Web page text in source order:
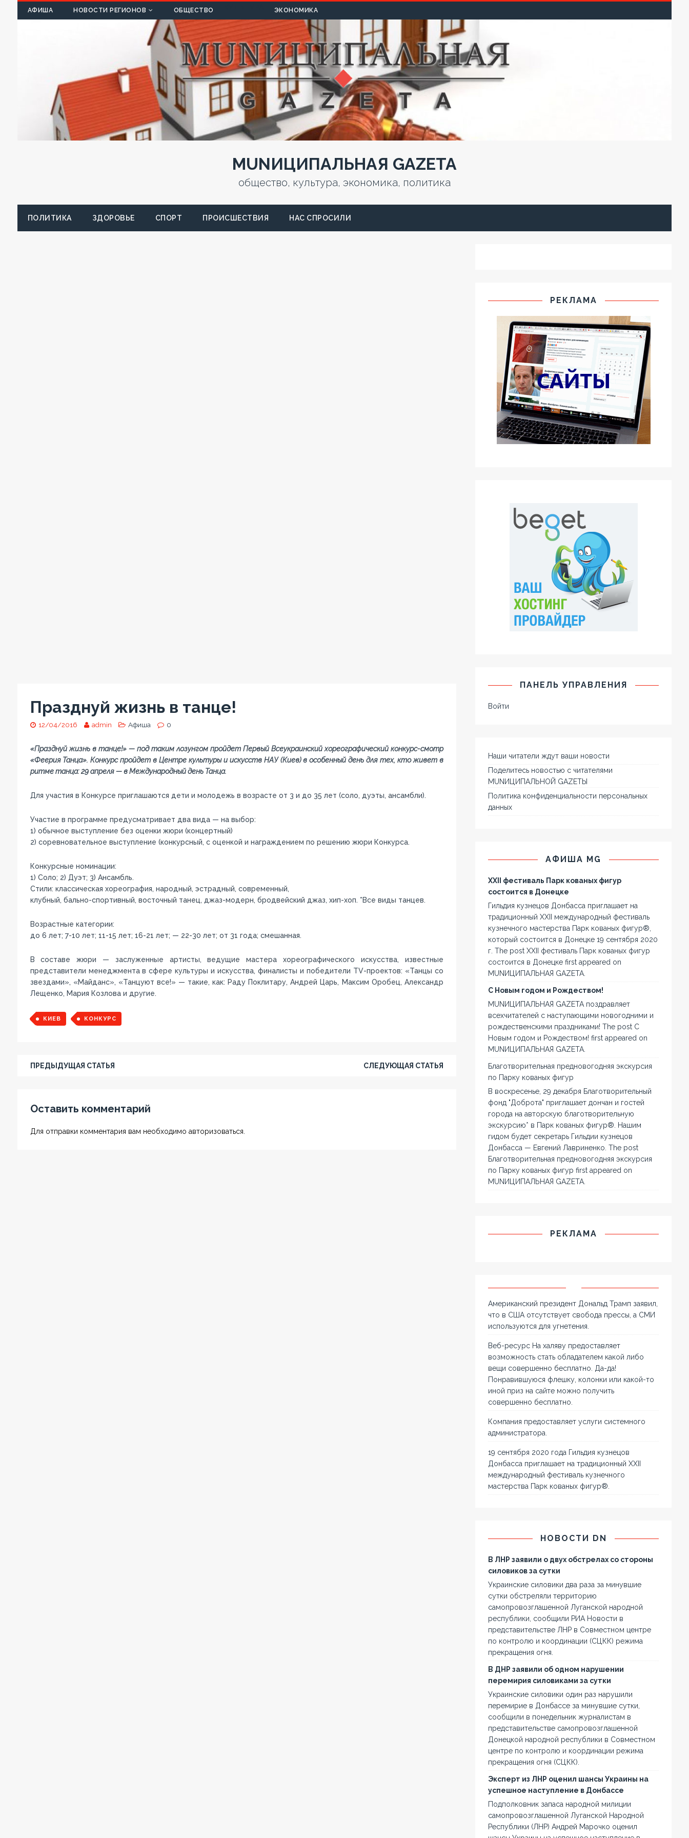
АФИША НОВОСТИ РЕГИОНОВ ОБЩЕСТВО ЭКОНОМИКА
MUNИЦИПАЛЬНАЯ GAZЕТА
общество, культура, экономика, политика
ПОЛИТИКА ЗДОРОВЬЕ СПОРТ ПРОИСШЕСТВИЯ НАС СПРОСИЛИ
Празднуй жизнь в танце!
12/04/2016 admin Афиша 0
«Празднуй жизнь в танце!» — под таким лозунгом пройдет Первый Всеукраинский хореографический конкурс-смотр
«Феерия Танца». Конкурс пройдет в Центре культуры и искусств НАУ (Киев) в особенный день для тех, кто живет в
ритме танца: 29 апреля — в Международный день Танца.
Для участия в Конкурсе приглашаются дети и молодежь в возрасте от 3 и до 35 лет (соло, дуэты, ансамбли).
Участие в программе предусматривает два вида — на выбор:
1) обычное выступление без оценки жюри (концертный)
2) соревновательное выступление (конкурсный, с оценкой и награждением по решению жюри Конкурса.
Конкурсные номинации:
1) Соло; 2) Дуэт; 3) Ансамбль.
Стили: классическая хореография, народный, эстрадный, современный,
клубный, бально-спортивный, восточный танец, джаз-модерн, бродвейский джаз, хип-хоп. *Все виды танцев.
Возрастные категории:
до 6 лет; 7-10 лет; 11-15 лет; 16-21 лет; — 22-30 лет; от 31 года; смешанная.
В составе жюри — заслуженные артисты, ведущие мастера хореографического искусства, известные
представители менеджмента в сфере культуры и искусства, финалисты и победители TV-проектов: «Танцы со
звездами», «Майданс», «Танцуют все!» — такие, как: Раду Поклитару, Андрей Царь, Максим Оробец, Александр
Лещенко, Мария Козлова и другие.
КИЕВ КОНКУРС
ПРЕДЫДУЩАЯ СТАТЬЯ СЛЕДУЮЩАЯ СТАТЬЯ
Оставить комментарий
Для отправки комментария вам необходимо авторизоваться.
РЕКЛАМА
ПАНЕЛЬ УПРАВЛЕНИЯ
Войти
Наши читатели ждут ваши новости
Поделитесь новостью с читателями
MUNИЦИПАЛЬНОЙ GAZЕТЫ
Политика конфиденциальности персональных
данных
АФИША MG
XXII фестиваль Парк кованых фигур
состоится в Донецке
Гильдия кузнецов Донбасса приглашает на
традиционный XXII международный фестиваль
кузнечного мастерства Парк кованых фигур®,
который состоится в Донецке 19 сентября 2020
г. The post XXII фестиваль Парк кованых фигур
состоится в Донецке first appeared on
MUNИЦИПАЛЬНАЯ GAZЕТА.
С Новым годом и Рождеством!
MUNИЦИПАЛЬНАЯ GAZЕТА поздравляет
всехчитателей с наступающими новогодними и
рождественскими праздниками! The post С
Новым годом и Рождеством! first appeared on
MUNИЦИПАЛЬНАЯ GAZЕТА.
Благотворительная предновогодняя экскурсия
по Парку кованых фигур
В воскресенье, 29 декабря Благотворительный
фонд "Доброта" приглашает дончан и гостей
города на авторскую благотворительную
экскурсию* в Парк кованых фигур®. Нашим
гидом будет секретарь Гильдии кузнецов
Донбасса — Евгений Лавриненко. The post
Благотворительная предновогодняя экскурсия
по Парку кованых фигур first appeared on
MUNИЦИПАЛЬНАЯ GAZЕТА.
РЕКЛАМА
Американский президент Дональд Трамп заявил,
что в США отсутствует свобода прессы, а СМИ
используются для угнетения.
Веб-ресурс На халяву предоставляет
возможность стать обладателем какой либо
вещи совершенно бесплатно. Да-да!
Понравившуюся флешку, колонки или какой-то
иной приз на сайте можно получить
совершенно бесплатно.
Компания предоставляет услуги системного
администратора.
19 сентября 2020 года Гильдия кузнецов
Донбасса приглашает на традиционный XXII
международный фестиваль кузнечного
мастерства Парк кованых фигур®.
НОВОСТИ DN
В ЛНР заявили о двух обстрелах со стороны
силовиков за сутки
Украинские силовики два раза за минувшие
сутки обстреляли территорию
самопровозглашенной Луганской народной
республики, сообщили РИА Новости в
представительстве ЛНР в Совместном центре
по контролю и координации (СЦКК) режима
прекращения огня.
В ДНР заявили об одном нарушении
перемирия силовиками за сутки
Украинские силовики один раз нарушили
перемирие в Донбассе за минувшие сутки,
сообщили в понедельник журналистам в
представительстве самопровозглашенной
Донецкой народной республики в Совместном
центре по контролю и координации режима
прекращения огня (СЦКК).
Эксперт из ЛНР оценил шансы Украины на
успешное наступление в Донбассе
Подполковник запаса народной милиции
самопровозглашенной Луганской Народной
Республики (ЛНР) Андрей Марочко оценил